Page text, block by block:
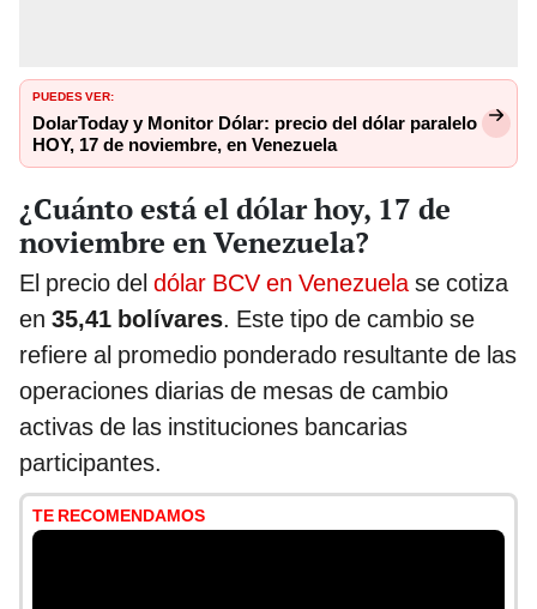
PUEDES VER:
DolarToday y Monitor Dólar: precio del dólar paralelo
HOY, 17 de noviembre, en Venezuela
¿Cuánto está el dólar hoy, 17 de
noviembre en Venezuela?
El precio del dólar BCV en Venezuelase cotiza
en 35,41 bolívares. Este tipo de cambio se
refiere al promedio ponderado resultante de las
operaciones diarias de mesas de cambio
activas de las instituciones bancarias
participantes.
TE RECOMENDAMOS